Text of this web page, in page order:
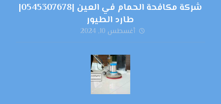
شركة مكافحة الحمام في العين |0545307678|
طارد الطيور
أغسطس 10, 2024